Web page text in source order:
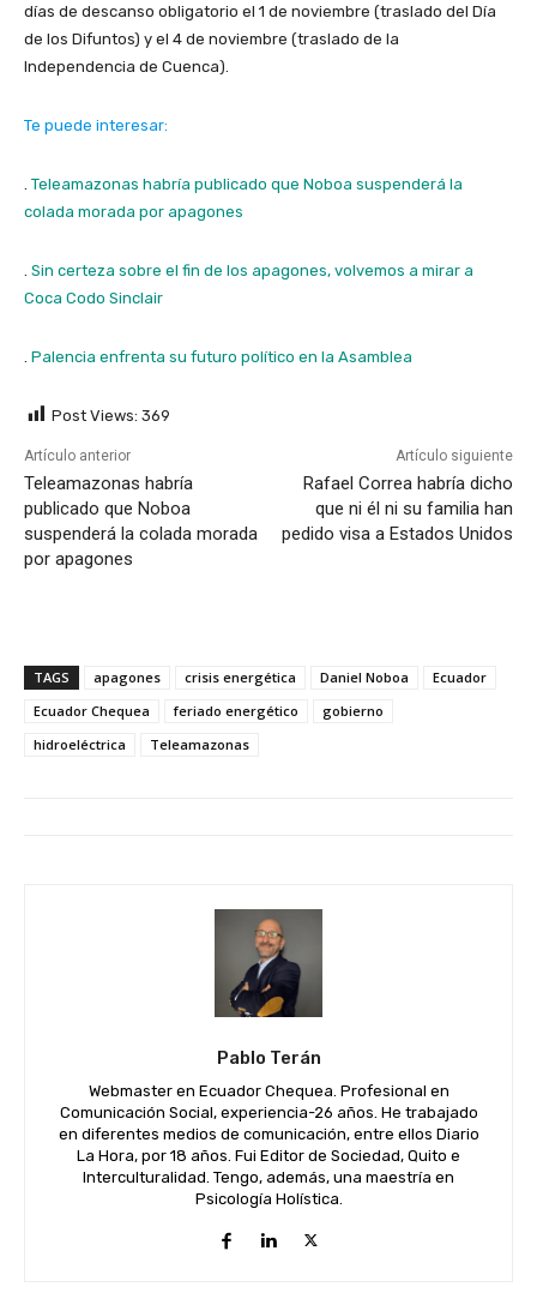
días de descanso obligatorio el 1 de noviembre (traslado del Día
de los Difuntos) y el 4 de noviembre (traslado de la
Independencia de Cuenca).
Te puede interesar:
Teleamazonas habría publicado que Noboa suspenderá la
colada morada por apagones
Sin certeza sobre el fin de los apagones, volvemos a mirar a
Coca Codo Sinclair
Palencia enfrenta su futuro político en la Asamblea
Post Views: 369
Artículo anterior
Teleamazonas habría
publicado que Noboa
suspenderá la colada morada
por apagones
Artículo siguiente
Rafael Correa habría dicho
que ni él ni su familia han
pedido visa a Estados Unidos
TAGS apagones crisis energética Daniel Noboa
Ecuador
Ecuador Chequea
feriado energético
gobierno
hidroeléctrica
Teleamazonas
Pablo Terán
Webmaster en Ecuador Chequea. Profesional en
Comunicación Social, experiencia-26 años. He trabajado
en diferentes medios de comunicación, entre ellos Diario
La Hora, por 18 años. Fui Editor de Sociedad, Quito e
Interculturalidad. Tengo, además, una maestría en
Psicología Holística.